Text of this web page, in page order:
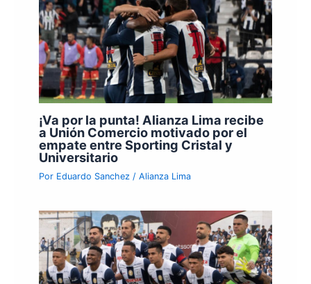
¡Va por la punta! Alianza Lima recibe
a Unión Comercio motivado por el
empate entre Sporting Cristal y
Universitario
Por Eduardo Sanchez /Alianza Lima